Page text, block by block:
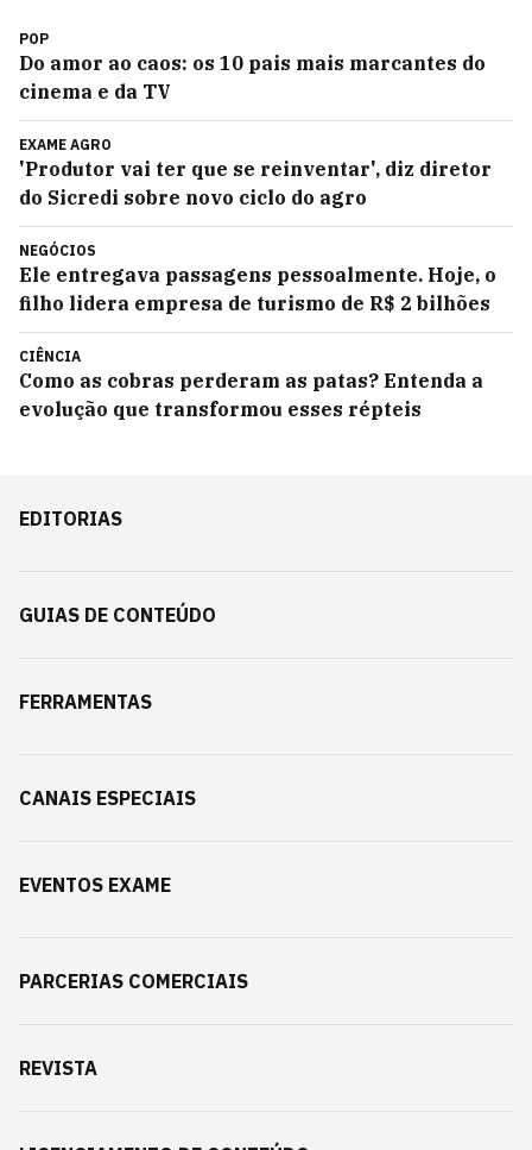
POP
Do amor ao caos: os 10 pais mais marcantes do
cinema e da TV
EXAME AGRO
'Produtor vai ter que se reinventar', diz diretor
do Sicredi sobre novo ciclo do agro
NEGÓCIOS
Ele entregava passagens pessoalmente. Hoje, o
filho lidera empresa de turismo de R$ 2 bilhões
CIÊNCIA
Como as cobras perderam as patas? Entenda a
evolução que transformou esses répteis
EDITORIAS
GUIAS DE CONTEÚDO
FERRAMENTAS
CANAIS ESPECIAIS
EVENTOS EXAME
PARCERIAS COMERCIAIS
REVISTA